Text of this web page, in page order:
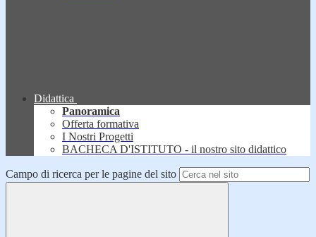
Didattica
Panoramica
Offerta formativa
I Nostri Progetti
BACHECA D'ISTITUTO - il nostro sito didattico
Campo di ricerca per le pagine del sito